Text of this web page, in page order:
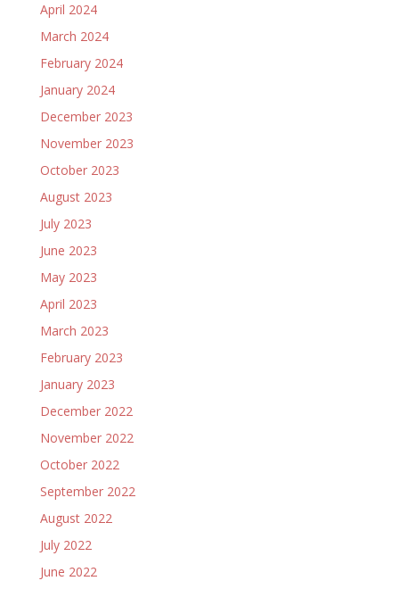
April 2024
March 2024
February 2024
January 2024
December 2023
November 2023
October 2023
August 2023
July 2023
June 2023
May 2023
April 2023
March 2023
February 2023
January 2023
December 2022
November 2022
October 2022
September 2022
August 2022
July 2022
June 2022